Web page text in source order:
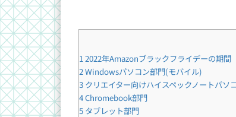
1 2022年Amazonブラックフライデーの期間
2Windowsパソコン部門(モバイル)
3 クリエイター向けハイスペックノートパソ
4Chromebook部門
5 タブレット部門